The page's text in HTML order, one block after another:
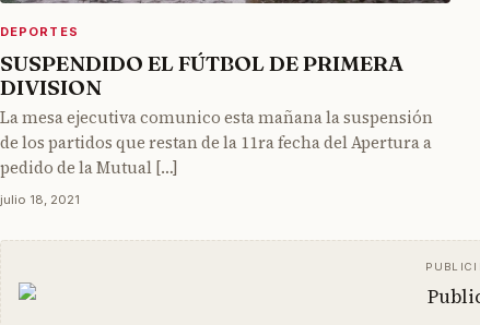
DEPORTES
SUSPENDIDO EL FÚTBOL DE PRIMERA
DIVISION
La mesa ejecutiva comunico esta mañana la suspensión
de los partidos que restan de la 11ra fecha del Apertura a
pedido de la Mutual […]
julio 18, 2021